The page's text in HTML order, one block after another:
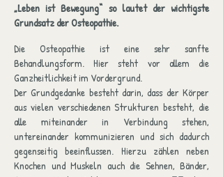
„Leben ist Bewegung“ so lautet der wichtigste
Grundsatz der Osteopathie.
Die Osteopathie ist eine sehr sanfte
Behandlungsform. Hier steht vor allem die
Ganzheitlichkeit im Vordergrund.
Der Grundgedanke besteht darin, dass der Körper
aus vielen verschiedenen Strukturen besteht, die
alle miteinander in Verbindung stehen,
untereinander kommunizieren und sich dadurch
gegenseitig beeinflussen. Hierzu zählen neben
Knochen und Muskeln auch die Sehnen, Bänder,